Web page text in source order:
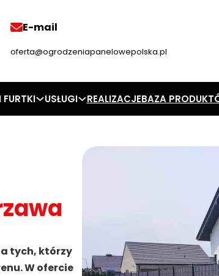
E-mail
oferta@ogrodzeniapanelowepolska.pl
FURTKI USŁUGI REALIZACJEBAZA
tych, którzy
W ofercie